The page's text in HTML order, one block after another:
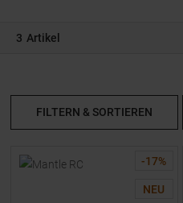
3 Artikel
FILTERN & SORTIEREN
-17%
NEU